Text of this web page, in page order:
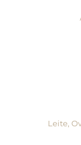
Leite,